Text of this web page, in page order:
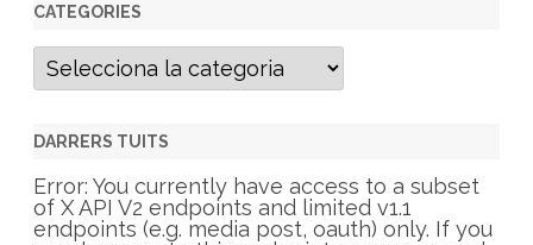
CATEGORIES
C
t
g
r
i
e
DARRERS TUITS
Error: You currently have access to a subset
of X API V2 endpoints and limited v1.1
endpoints (e.g. media post, oauth) only. If you